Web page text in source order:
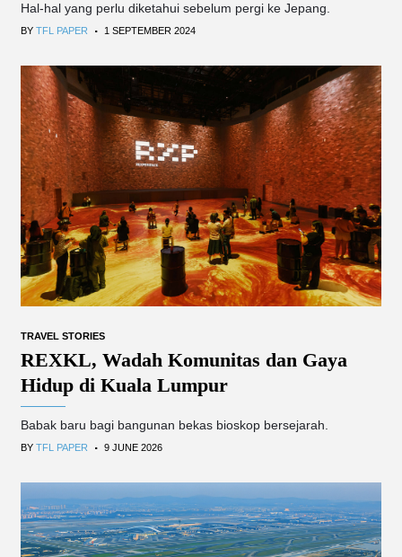
Hal-hal yang perlu diketahui sebelum pergi ke Jepang.
BY TFL PAPER . 1 SEPTEMBER 2024
TRAVEL STORIES
REXKL, Wadah Komunitas dan Gaya
Hidup di Kuala Lumpur
Babak baru bagi bangunan bekas bioskop bersejarah.
BY TFL PAPER . 9 JUNE 2026